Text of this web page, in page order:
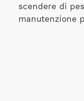
scendere di
manutenzione